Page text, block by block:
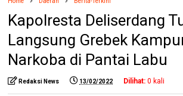
Kapolresta Deliserdang
Langsung Grebek
Narkoba di Pantai Labu
Redaksi News 13/02/2022 Dilihat: 0 kali